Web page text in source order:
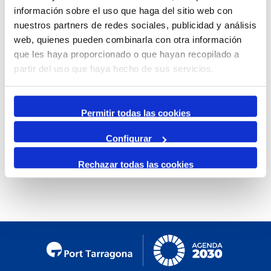
información sobre el uso que haga del sitio web con
nuestros partners de redes sociales, publicidad y análisis
web, quienes pueden combinarla con otra información
que les haya proporcionado o que hayan recopilado a
partir del uso que haya hecho de sus servicios.
Permitir todas las cookies
Configurar
Rechazar todas las cookies
Mensual
Ir al mes específico
Día Anterior
Siguiente Día